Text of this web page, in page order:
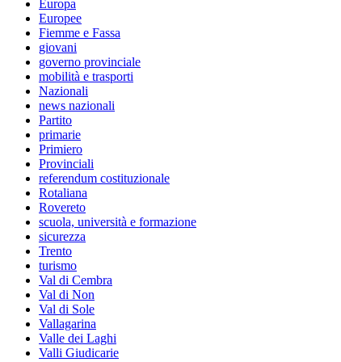
Europa
Europee
Fiemme e Fassa
giovani
governo provinciale
mobilità e trasporti
Nazionali
news nazionali
Partito
primarie
Primiero
Provinciali
referendum costituzionale
Rotaliana
Rovereto
scuola, università e formazione
sicurezza
Trento
turismo
Val di Cembra
Val di Non
Val di Sole
Vallagarina
Valle dei Laghi
Valli Giudicarie